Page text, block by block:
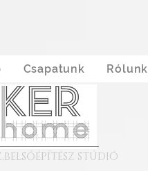
Csapatunk Rólunk
STÚDIÓ